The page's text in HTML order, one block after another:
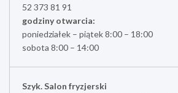
52 373 81 91
godziny otwarcia:
poniedziałek – piątek 8:00 – 18:00
sobota 8:00 – 14:00
Szyk. Salon fryzjerski